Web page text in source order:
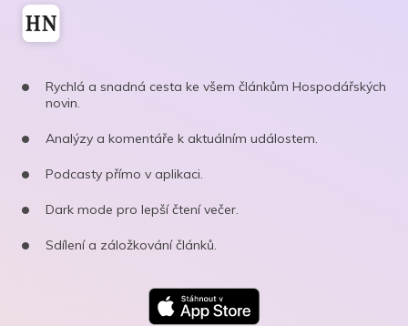
Rychlá a snadná cesta ke všem článkům Hospodářských
novin.
Analýzy a komentáře k aktuálním událostem.
Podcasty přímo v aplikaci.
Dark mode pro lepší čtení večer.
Sdílení a záložkování článků.